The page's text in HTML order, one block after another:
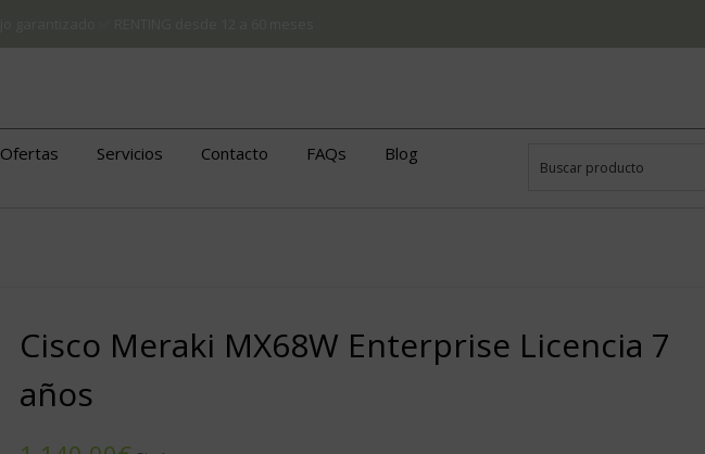
Ofertas Servicios Contacto FAQs
Blog
Cisco Meraki MX68W Enterprise Licencia 7
años